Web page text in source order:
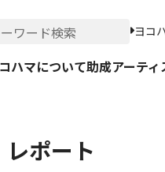
ヨコ
ハマについて助成アーテ
ポート